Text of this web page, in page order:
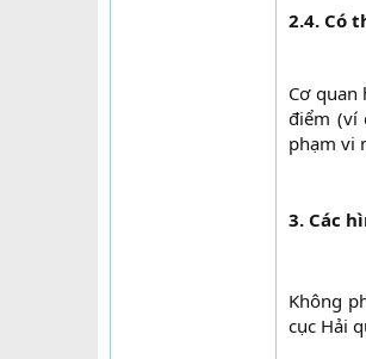
2.4. Có
Cơ
điểm (ví
phạm vi
3. Các
Không
cục Hải